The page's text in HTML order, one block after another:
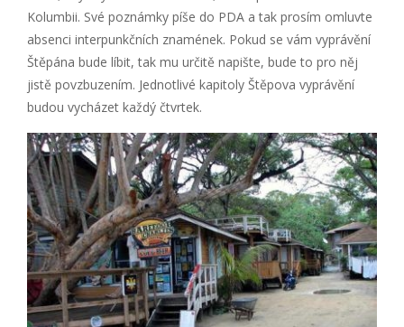
Kolumbii. Své poznámky píše do PDA a tak prosím omluvte
absenci interpunkčních znamének. Pokud se vám vyprávění
Štěpána bude líbit, tak mu určitě napište, bude to pro něj
jistě povzbuzením. Jednotlivé kapitoly Štěpova vyprávění
budou vycházet každý čtvrtek.